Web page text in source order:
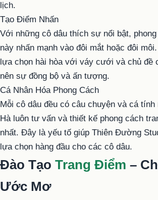
lịch.
Tạo Điểm Nhấn
Với những cô dâu thích sự nổi bật,
này nhấn mạnh vào đôi mắt hoặc đôi
lựa chọn hài hòa với váy cưới và chủ đề
nên sự đồng bộ và ấn tượng.
Cá Nhân Hóa Phong Cách
Mỗi cô dâu đều có câu chuyện và cá
Hà luôn tư vấn và thiết kế phong cách
nhất. Đây là yếu tố giúp Thiên Đường
lựa chọn hàng đầu cho các cô dâu.
Đào Tạo Trang Điểm –
Ước Mơ